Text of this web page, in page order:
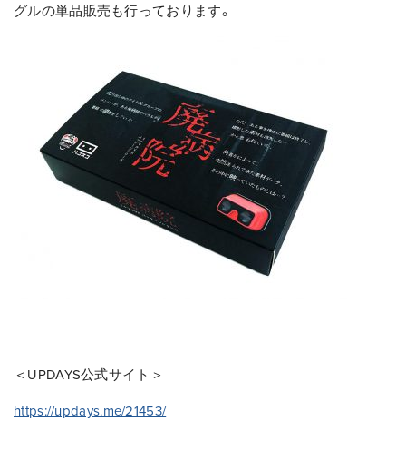
グルの単品販売も行っております。
＜UPDAYS公式サイト＞
https://updays.me/21453/